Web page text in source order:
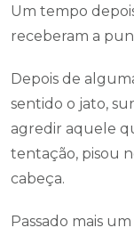
Um tempo
receberam a
Depois de
sentido o jato,
agredir aquele
tentação, pisou
cabeça.
Passado mais